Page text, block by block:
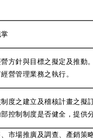
方針與目標之擬定及推動
營管理業務之執行。
度之建立及稽核計畫之擬
控制制度是否健全，提供
市場推廣及調查、產銷策